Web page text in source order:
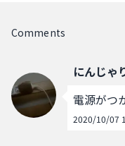
Comments
にんじゃ
電源がつ
2020/10/07